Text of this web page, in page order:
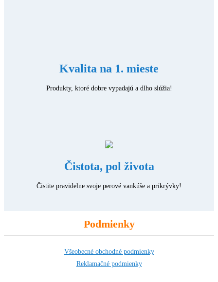
Kvalita na 1. mieste
Produkty, ktoré dobre vypadajú a dlho slúžia!
Čistota, pol života
Čistite pravidelne svoje perové vankúše a prikrývky!
Podmienky
Všeobecné obchodné podmienky
Reklamačné podmienky